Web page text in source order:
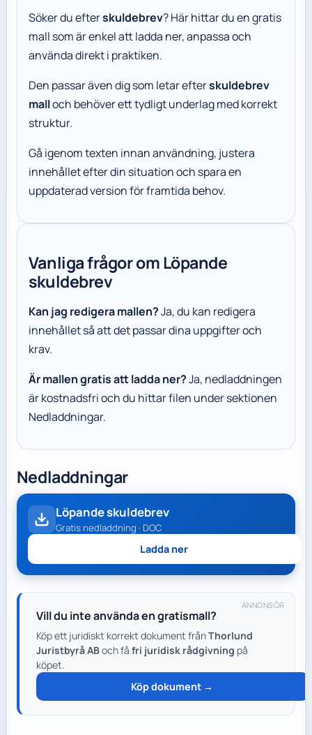
Söker du efterskuldebrev? Här hittar du en gratis
mall som är enkel att ladda ner, anpassa och
använda direkt i praktiken.
Den passar även dig som letar efterskuldebrev
malloch behöver ett tydligt underlag med korrekt
struktur.
Gå igenom texten innan användning, justera
innehållet efter din situation och spara en
uppdaterad version för framtida behov.
Vanliga frågor om Löpande
skuldebrev
Kan jag redigera mallen?Ja, du kan redigera
innehållet så att det passar dina uppgifter och
krav.
Är mallen gratis att ladda ner?Ja, nedladdningen
är kostnadsfri och du hittar filen under sektionen
Nedladdningar.
Nedladdningar
Löpande skuldebrev
Gratis nedladdning · DOC
Ladda ner
ANNONSÖR
Vill du inte använda en gratismall?
Köp ett juridiskt korrekt dokument frånThorlund
Juristbyrå ABoch få fri juridisk rådgivning på
köpet.
Köp dokument →